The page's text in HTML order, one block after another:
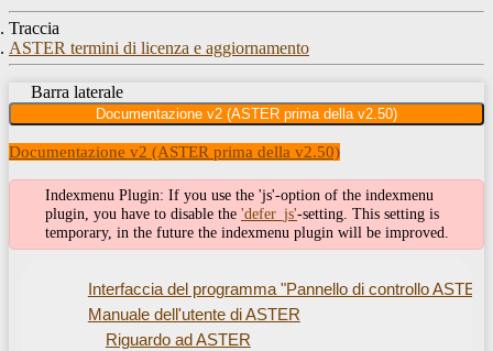
Traccia
ASTER termini di licenza e aggiornamento
Barra laterale
Documentazione v2 (ASTER prima della v2.50)
Documentazione v2 (ASTER prima della v2.50)
Indexmenu Plugin: If you use the 'js'-option of the indexmenu
plugin, you have to disable the 'defer_js'-setting. This setting is
temporary, in the future the indexmenu plugin will be improved.
Interfaccia del programma "Pannello di controllo ASTER"
Manuale dell'utente di ASTER
Riguardo ad ASTER